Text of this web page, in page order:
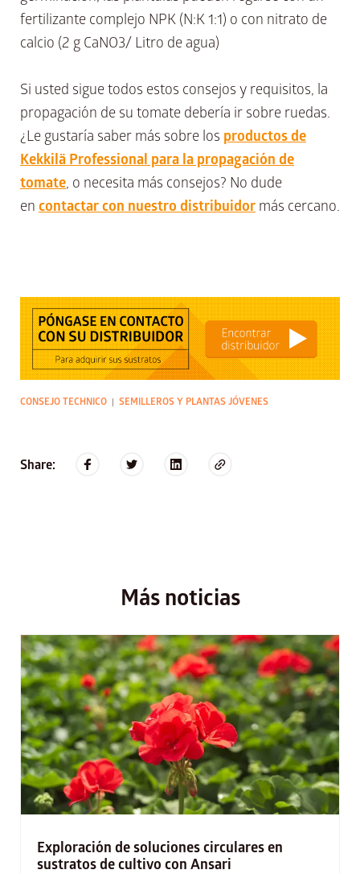
fertilizante complejo NPK (N:K 1:1) o con nitrato de
calcio (2 g CaNO3/ Litro de agua)
Si usted sigue todos estos consejos y requisitos, la
propagación de su tomate debería ir sobre ruedas.
¿Le gustaría saber más sobre los productos de
Kekkilä Professional para la propagación de
tomate, o necesita más consejos? No dude
en contactar con nuestro distribuidor más cercano.
CONSEJO TECHNICO | SEMILLEROS Y PLANTAS JÓVENES
Share:
Más noticias
Exploración de soluciones circulares en
sustratos de cultivo con Ansari